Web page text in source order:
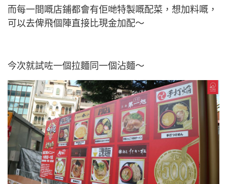
而每一間嘅店鋪都會有佢哋特製嘅配菜，想加料嘅，
可以去俾飛個陣直接比現金加配～
今次就試咗一個拉麵同一個沾麵～